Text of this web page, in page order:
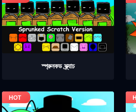
স্প্রুনকড স্ক্র্যাচ